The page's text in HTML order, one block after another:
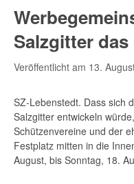
Salzgitter
Veröffentlicht am 13.
SZ-Lebenstedt. Dass sich
Salzgitter entwickeln
Schützenvereine und der
Festplatz mitten in die
August, bis Sonntag, 18.